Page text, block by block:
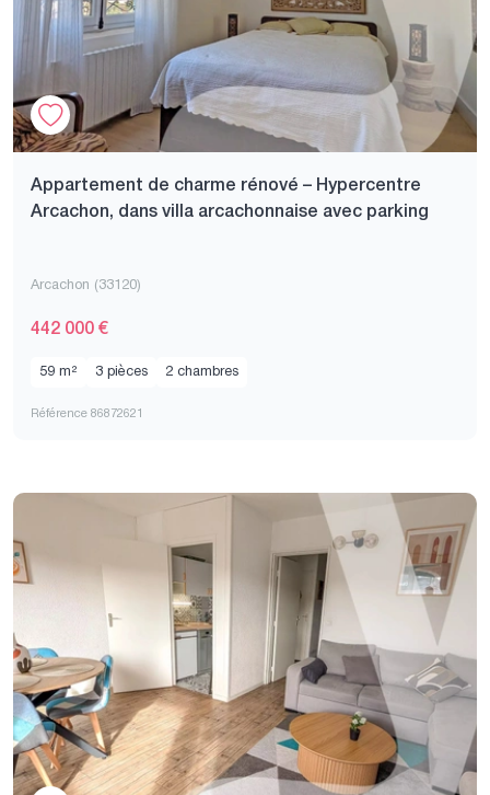
Appartement de charme rénové – Hypercentre
Arcachon, dans villa arcachonnaise avec parking
Arcachon (33120)
442 000 €
59 m² 3 pièces 2 chambres
Référence 86872621